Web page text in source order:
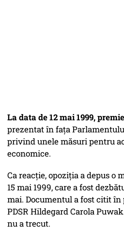
La data de 12 mai 1999,
prezentat în fața
privind unele măsuri pentru
economice.
Ca reacție, opoziția a depus o
15 mai 1999, care a fost
mai. Documentul a fost citit în
PDSR Hildegard Carola
nu a trecut.